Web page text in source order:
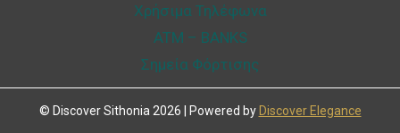
Χρήσιμα Τηλέφωνα
ATM – BANKS
Σημεία Φόρτισης
© Discover Sithonia 2026 | Powered by Discover Elegance